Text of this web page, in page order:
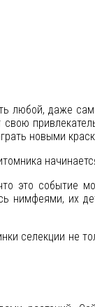
любой, даже
новыми
это событие
нимфеями, их
селекции не